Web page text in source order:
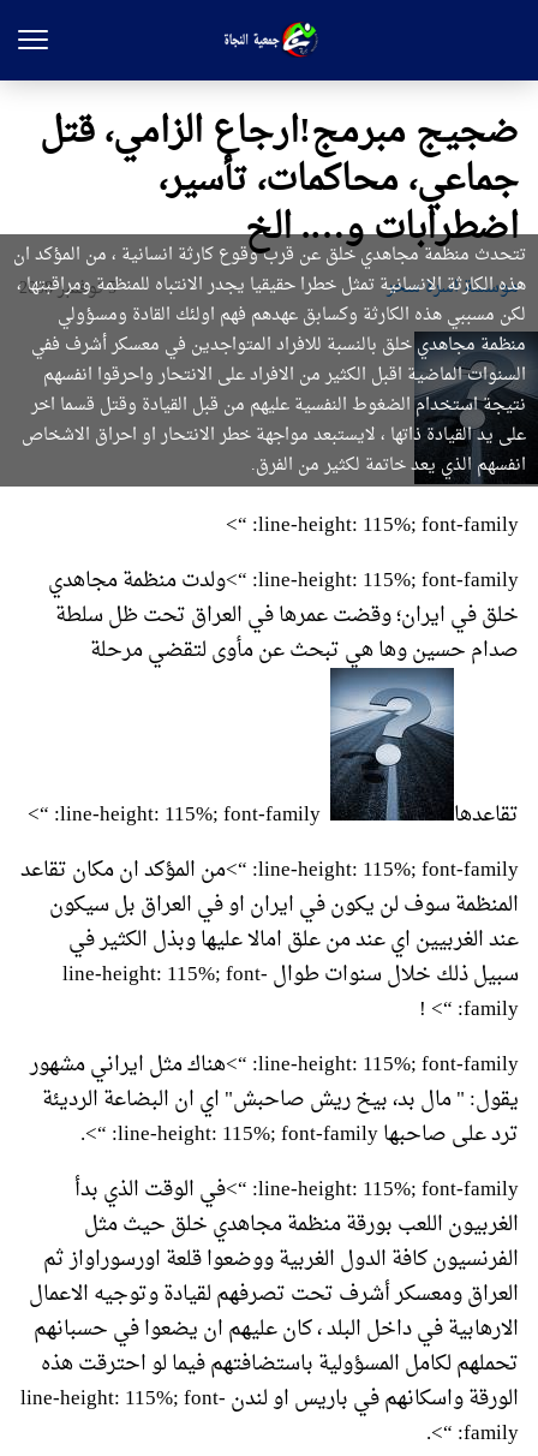
ضجيج مبرمج!ارجاع الزامي، قتل
جماعي، محاكمات، تأسير،
اضطرابات و…. الخ
موسسة اسرة سحر 5 نوفمبر 2008
تتحدث منظمة مجاهدي خلق عن قرب وقوع كارثة انسانية ، من المؤكد ان
هذه الكارثة الانسانية تمثل خطرا حقيقيا يجدر الانتباه للمنظمة ومراقبتها ،
لكن مسببي هذه الكارثة وكسابق عهدهم فهم اولئك القادة ومسؤولي
منظمة مجاهدي خلق بالنسبة للافراد المتواجدين في معسكر أشرف ففي
السنوات الماضية اقبل الكثير من الافراد على الانتحار واحرقوا انفسهم
نتيجة استخدام الضغوط النفسية عليهم من قبل القيادة وقتل قسما اخر
على يد القيادة ذاتها ، لايستبعد مواجهة خطر الانتحار او احراق الاشخاص
انفسهم الذي يعد خاتمة لكثير من الفرق.
line-height: 115%; font-family: “>
line-height: 115%; font-family: “>ولدت منظمة مجاهدي
خلق في ايران؛ وقضت عمرها في العراق تحت ظل سلطة
صدام حسين وها هي تبحث عن مأوى لتقضي مرحلة
تقاعدها
line-height: 115%; font-family: “>من المؤكد ان مكان تقاعد
المنظمة سوف لن يكون في ايران او في العراق بل سيكون
عند الغربيين اي عند من علق امالا عليها وبذل الكثير في
سبيل ذلك خلال سنوات طوال line-height: 115%; font-
family: “> !
line-height: 115%; font-family: “>هناك مثل ايراني مشهور
يقول: " مال بد، بيخ ريش صاحبش" اي ان البضاعة الرديئة
ترد على صاحبها line-height: 115%; font-family: “>.
line-height: 115%; font-family: “>في الوقت الذي بدأ
الغربيون اللعب بورقة منظمة مجاهدي خلق حيث مثل
الفرنسيون كافة الدول الغربية ووضعوا قلعة اورسوراواز ثم
العراق ومعسكر أشرف تحت تصرفهم لقيادة وتوجيه الاعمال
الارهابية في داخل البلد ، كان عليهم ان يضعوا في حسبانهم
تحملهم لكامل المسؤولية باستضافتهم فيما لو احترقت هذه
الورقة واسكانهم في باريس او لندن line-height: 115%; font-
family: “>.